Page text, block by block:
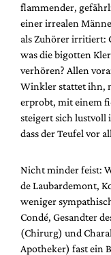
flammender,
einer irrealen
als Zuhörer irritiert:
was die bigotten
verhören? Allen
Winkler stattet ihn,
erprobt, mit einem
steigert sich lustvoll
dass der Teufel vor
Nicht minder feist:
de Laubardemont,
weniger
Condé, Gesandter
(Chirurg) und
Apotheker) fast ein